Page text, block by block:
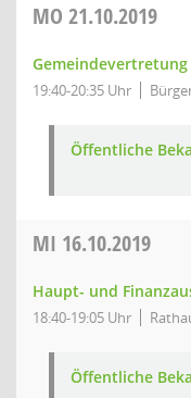
MO 21.10.2019
Gemeindevertretung
19:40-20:35 Uhr
Öffentliche
MI 16.10.2019
Haupt- und
18:40-19:05 Uhr
Öffentliche